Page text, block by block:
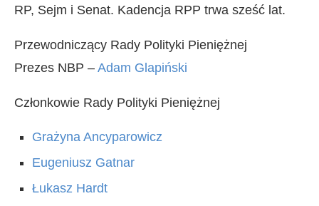
RP, Sejm i Senat. Kadencja RPP trwa sześć lat.
Przewodniczący Rady Polityki Pieniężnej
Prezes NBP – Adam Glapiński
Członkowie Rady Polityki Pieniężnej
Grażyna Ancyparowicz
Eugeniusz Gatnar
Łukasz Hardt